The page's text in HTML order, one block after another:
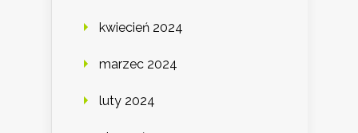
kwiecień 2024
marzec 2024
luty 2024